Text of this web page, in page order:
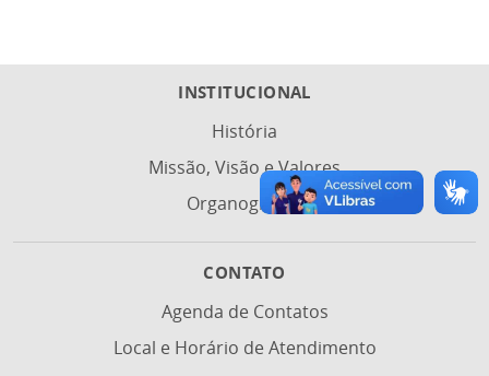
INSTITUCIONAL
História
Missão, Visão e Valores
Organograma
CONTATO
Agenda de Contatos
Local e Horário de Atendimento